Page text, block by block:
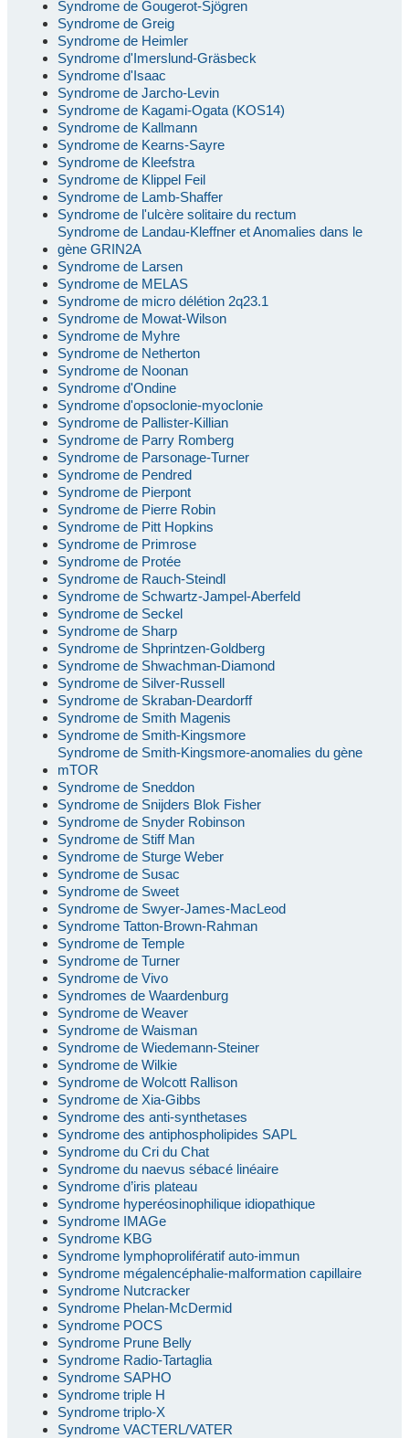
Syndrome de Gougerot-Sjögren
Syndrome de Greig
Syndrome de Heimler
Syndrome d'Imerslund-Gräsbeck
Syndrome d'Isaac
Syndrome de Jarcho-Levin
Syndrome de Kagami-Ogata (KOS14)
Syndrome de Kallmann
Syndrome de Kearns-Sayre
Syndrome de Kleefstra
Syndrome de Klippel Feil
Syndrome de Lamb-Shaffer
Syndrome de l'ulcère solitaire du rectum
Syndrome de Landau-Kleffner et Anomalies dans le
gène GRIN2A
Syndrome de Larsen
Syndrome de MELAS
Syndrome de micro délétion 2q23.1
Syndrome de Mowat-Wilson
Syndrome de Myhre
Syndrome de Netherton
Syndrome de Noonan
Syndrome d'Ondine
Syndrome d'opsoclonie-myoclonie
Syndrome de Pallister-Killian
Syndrome de Parry Romberg
Syndrome de Parsonage-Turner
Syndrome de Pendred
Syndrome de Pierpont
Syndrome de Pierre Robin
Syndrome de Pitt Hopkins
Syndrome de Primrose
Syndrome de Protée
Syndrome de Rauch-Steindl
Syndrome de Schwartz-Jampel-Aberfeld
Syndrome de Seckel
Syndrome de Sharp
Syndrome de Shprintzen-Goldberg
Syndrome de Shwachman-Diamond
Syndrome de Silver-Russell
Syndrome de Skraban-Deardorff
Syndrome de Smith Magenis
Syndrome de Smith-Kingsmore
Syndrome de Smith-Kingsmore-anomalies du gène
mTOR
Syndrome de Sneddon
Syndrome de Snijders Blok Fisher
Syndrome de Snyder Robinson
Syndrome de Stiff Man
Syndrome de Sturge Weber
Syndrome de Susac
Syndrome de Sweet
Syndrome de Swyer-James-MacLeod
Syndrome Tatton-Brown-Rahman
Syndrome de Temple
Syndrome de Turner
Syndrome de Vivo
Syndromes de Waardenburg
Syndrome de Weaver
Syndrome de Waisman
Syndrome de Wiedemann-Steiner
Syndrome de Wilkie
Syndrome de Wolcott Rallison
Syndrome de Xia-Gibbs
Syndrome des anti-synthetases
Syndrome des antiphospholipides SAPL
Syndrome du Cri du Chat
Syndrome du naevus sébacé linéaire
Syndrome d’iris plateau
Syndrome hyperéosinophilique idiopathique
Syndrome IMAGe
Syndrome KBG
Syndrome lymphoprolifératif auto-immun
Syndrome mégalencéphalie-malformation capillaire
Syndrome Nutcracker
Syndrome Phelan-McDermid
Syndrome POCS
Syndrome Prune Belly
Syndrome Radio-Tartaglia
Syndrome SAPHO
Syndrome triple H
Syndrome triplo-X
Syndrome VACTERL/VATER